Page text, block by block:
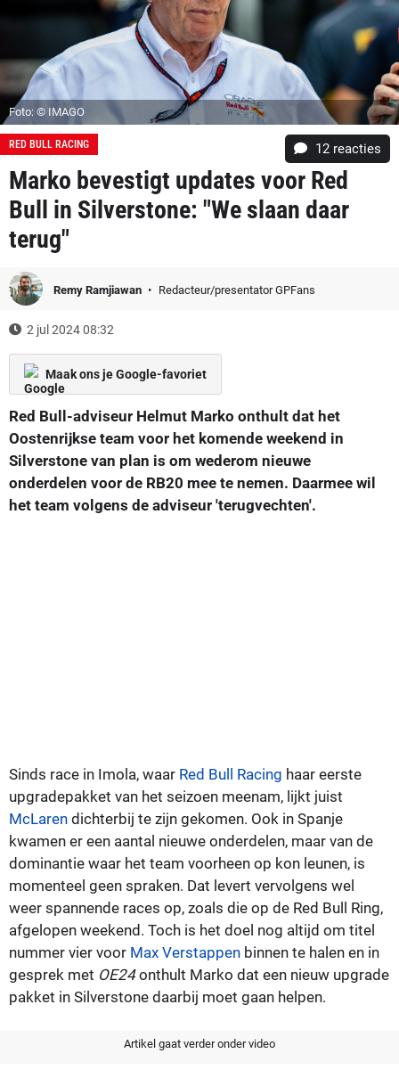
Foto: © IMAGO
RED BULL RACING 12 reacties
Marko bevestigt updates voor Red
Bull in Silverstone: "We slaan daar
terug"
Remy Ramjiawan Redacteur/presentator GPFans
2 jul 2024 08:32
Maak ons je Google-favoriet
Red Bull-adviseur Helmut Marko onthult dat het
Oostenrijkse team voor het komende weekend in
Silverstone van plan is om wederom nieuwe
onderdelen voor de RB20 mee te nemen. Daarmee wil
het team volgens de adviseur 'terugvechten'.
Sinds race in Imola, waar Red Bull Racing haar eerste
upgradepakket van het seizoen meenam, lijkt juist
McLaren dichterbij te zijn gekomen. Ook in Spanje
kwamen er een aantal nieuwe onderdelen, maar van de
dominantie waar het team voorheen op kon leunen, is
momenteel geen spraken. Dat levert vervolgens wel
weer spannende races op, zoals die op de Red Bull Ring,
afgelopen weekend. Toch is het doel nog altijd om titel
nummer vier voor Max Verstappen binnen te halen en in
gesprek met OE24onthult Marko dat een nieuw upgrade
pakket in Silverstone daarbij moet gaan helpen.
Artikel gaat verder onder video